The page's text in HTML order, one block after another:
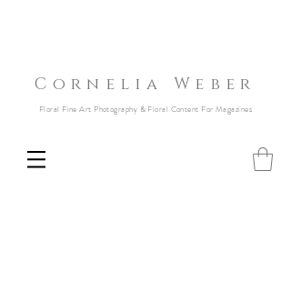
Cornelia Weber
Floral Fine Art Photography & Floral Content For Magazines